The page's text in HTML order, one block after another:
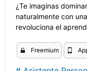
¿Te imaginas
naturalmente con
revoluciona el
Freemium